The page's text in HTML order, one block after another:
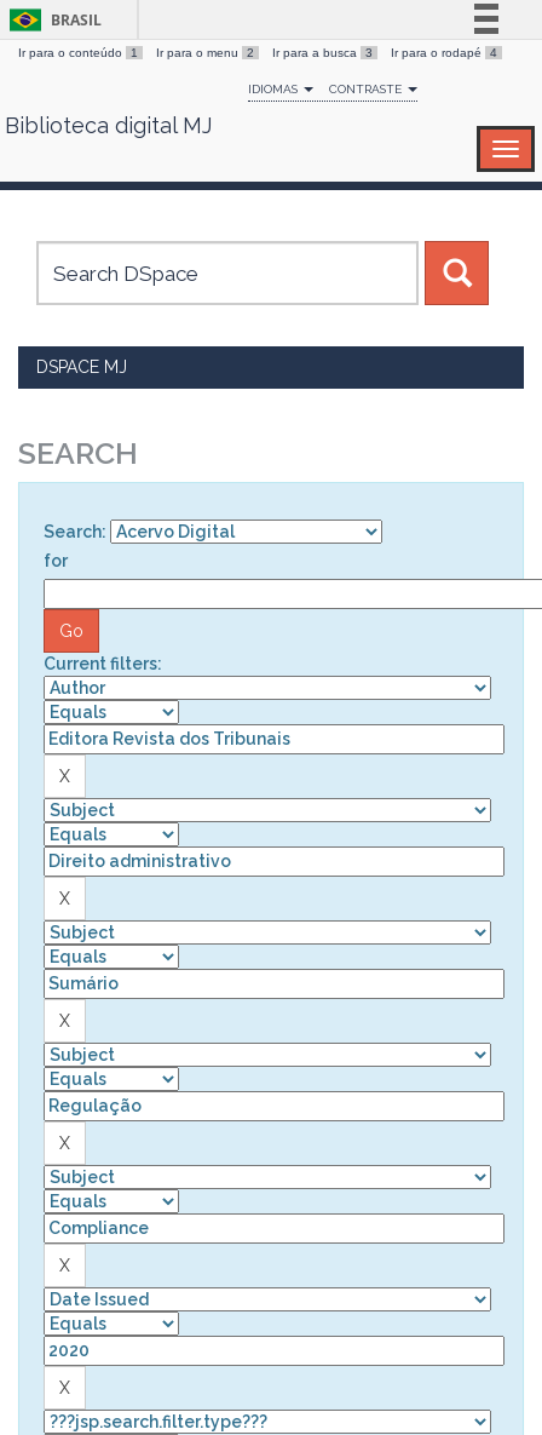
Skip
BRASIL
Simplifique!
Comunica BR
Canais
Ir para o conteúdo 1 Ir para o menu 2 Ir para a busca 3 Ir para o rodapé 4
IDIOMAS CONTRASTE
Biblioteca digital MJ
DSPACE MJ
SEARCH
Search:
for
Current filters: